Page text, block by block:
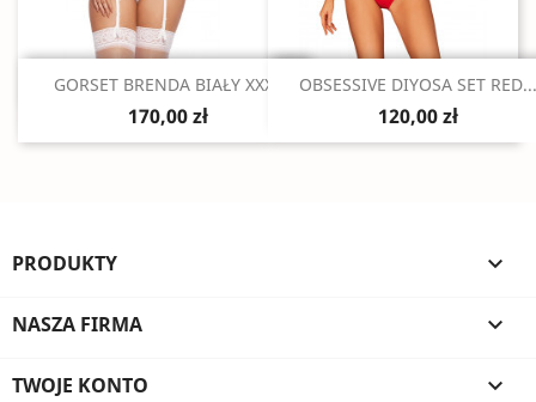
Szybki podgląd
GORSET BRENDA BIAŁY XXXL
170,00 zł
Szybki podgląd
OBSESSIVE DIYOSA SET RED...
120,00 zł
PRODUKTY 
NASZA FIRMA 
TWOJE KONTO 